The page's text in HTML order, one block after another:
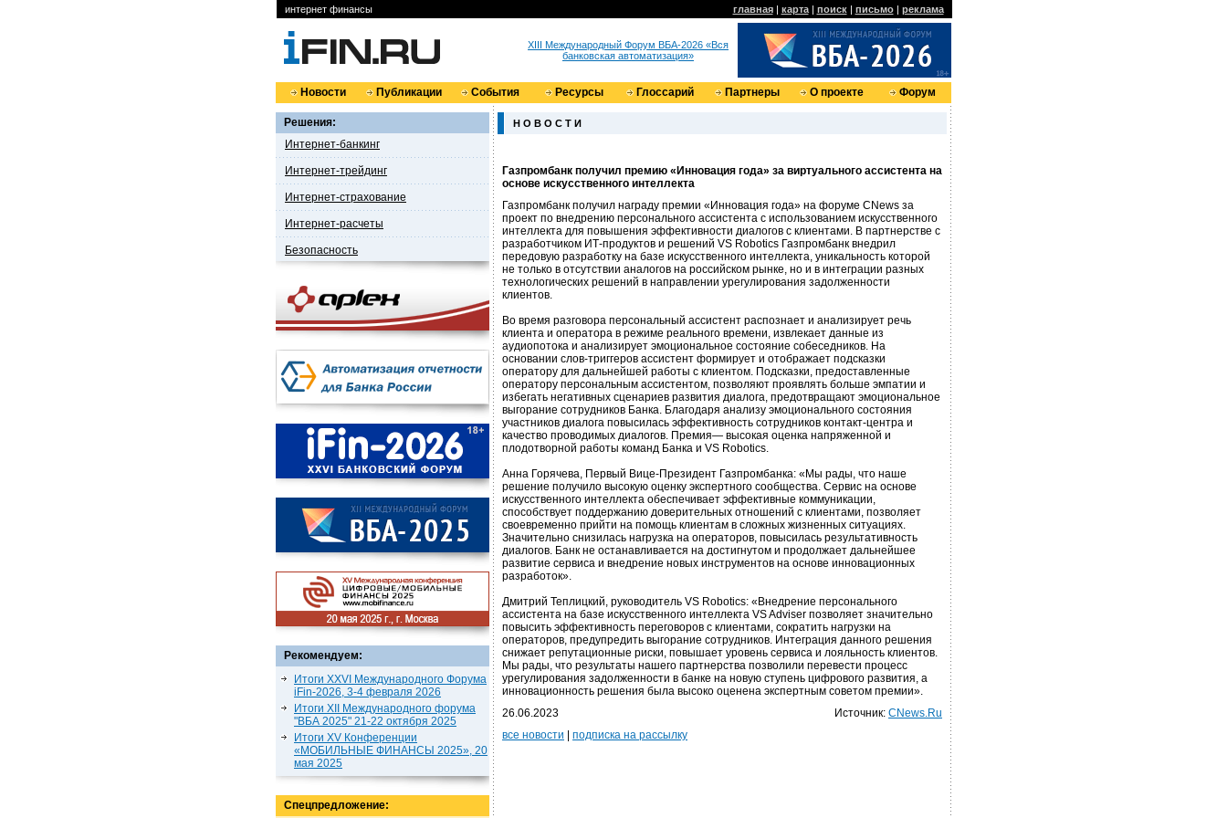
интернет финансы главная| карта| поиск| письмо| реклама
XIII Международный Форум ВБА-2026 «Вся
банковская автоматизация»
Новости Публикации События Ресурсы Глоссарий Партнеры О проекте Форум
Решения:
Интернет-банкинг
Интернет-трейдинг
Интернет-страхование
Интернет-расчеты
Безопасность
Рекомендуем:
Итоги XXVI Международного Форума
iFin-2026, 3-4 февраля 2026
Итоги XII Международного форума
"ВБА 2025" 21-22 октября 2025
Итоги XV Конференции
«МОБИЛЬНЫЕ ФИНАНСЫ 2025», 20
мая 2025
Спецпредложение:
Н О В О С Т И
Газпромбанк получил премию «Инновация года» за виртуального ассистента на
основе искусственного интеллекта
Газпромбанк получил награду премии «Инновация года» на форуме CNews за
проект по внедрению персонального ассистента с использованием искусственного
интеллекта для повышения эффективности диалогов с клиентами. В партнерстве с
разработчиком ИТ-продуктов и решений VS Robotics Газпромбанк внедрил
передовую разработку на базе искусственного интеллекта, уникальность которой
не только в отсутствии аналогов на российском рынке, но и в интеграции разных
технологических решений в направлении урегулирования задолженности
клиентов.
Во время разговора персональный ассистент распознает и анализирует речь
клиента и оператора в режиме реального времени, извлекает данные из
аудиопотока и анализирует эмоциональное состояние собеседников. На
основании слов-триггеров ассистент формирует и отображает подсказки
оператору для дальнейшей работы с клиентом. Подсказки, предоставленные
оператору персональным ассистентом, позволяют проявлять больше эмпатии и
избегать негативных сценариев развития диалога, предотвращают эмоциональное
выгорание сотрудников Банка. Благодаря анализу эмоционального состояния
участников диалога повысилась эффективность сотрудников контакт-центра и
качество проводимых диалогов. Премия— высокая оценка напряженной и
плодотворной работы команд Банка и VS Robotics.
Анна Горячева, Первый Вице-Президент Газпромбанка: «Мы рады, что наше
решение получило высокую оценку экспертного сообщества. Сервис на основе
искусственного интеллекта обеспечивает эффективные коммуникации,
способствует поддержанию доверительных отношений с клиентами, позволяет
своевременно прийти на помощь клиентам в сложных жизненных ситуациях.
Значительно снизилась нагрузка на операторов, повысилась результативность
диалогов. Банк не останавливается на достигнутом и продолжает дальнейшее
развитие сервиса и внедрение новых инструментов на основе инновационных
разработок».
Дмитрий Теплицкий, руководитель VS Robotics: «Внедрение персонального
ассистента на базе искусственного интеллекта VS Adviser позволяет значительно
повысить эффективность переговоров с клиентами, сократить нагрузки на
операторов, предупредить выгорание сотрудников. Интеграция данного решения
снижает репутационные риски, повышает уровень сервиса и лояльность клиентов.
Мы рады, что результаты нашего партнерства позволили перевести процесс
урегулирования задолженности в банке на новую ступень цифрового развития, а
инновационность решения была высоко оценена экспертным советом премии».
26.06.2023
Источник: CNews.Ru
все новости
подписка на рассылку